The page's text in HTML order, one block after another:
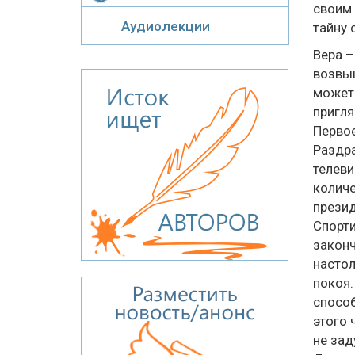
своим
тайну
Вера
может
этого
не
Аудиолекции